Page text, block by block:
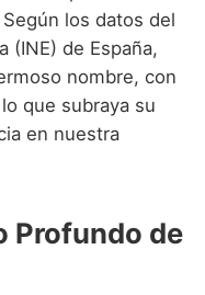
por P
por Q
por R
por S
por U
por V
los datos del
(INE) de España,
nombre, con
que subraya su
en nuestra
Profundo de